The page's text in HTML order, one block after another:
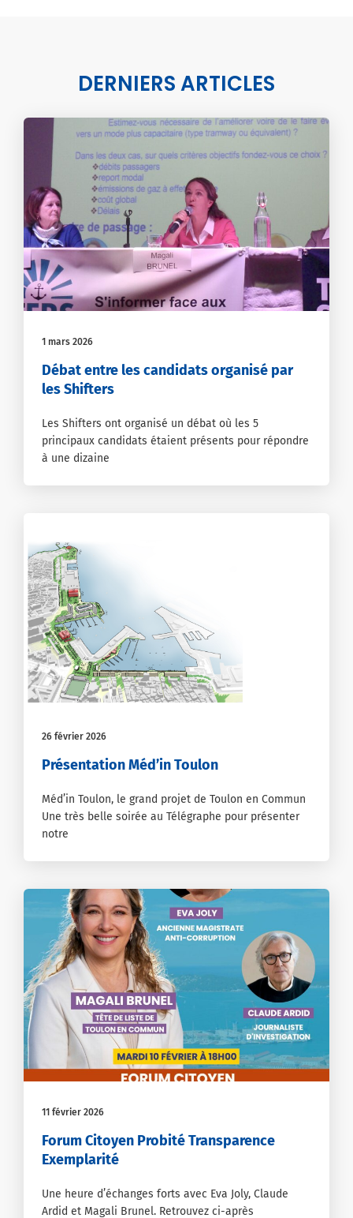
DERNIERS ARTICLES
1 mars 2026
Débat entre les candidats organisé par
les Shifters
Les Shifters ont organisé un débat où les 5
principaux candidats étaient présents pour répondre
à une dizaine
26 février 2026
Présentation Méd’in Toulon
Méd’in Toulon, le grand projet de Toulon en Commun
Une très belle soirée au Télégraphe pour présenter
notre
11 février 2026
Forum Citoyen Probité Transparence
Exemplarité
Une heure d’échanges forts avec Eva Joly, Claude
Ardid et Magali Brunel. Retrouvez ci-après